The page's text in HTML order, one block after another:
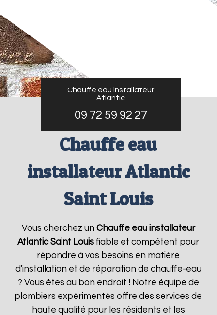
Chauffe eau installateur
Atlantic
09 72 59 92 27
Chauffe eau
installateur Atlantic
Saint Louis
Vous cherchez un Chauffe eau installateur
Atlantic Saint Louis fiable et compétent pour
répondre à vos besoins en matière
d'installation et de réparation de chauffe-eau
? Vous êtes au bon endroit ! Notre équipe de
plombiers expérimentés offre des services de
haute qualité pour les résidents et les